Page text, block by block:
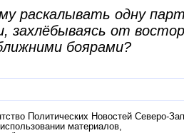
раскалывать одну
захлёбываясь от
боярами?
Политических Новостей Северо-
материалов,